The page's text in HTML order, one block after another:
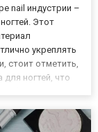
nail индустрии –
Этот
укреплять
стоит отметить,
для ногтей, что